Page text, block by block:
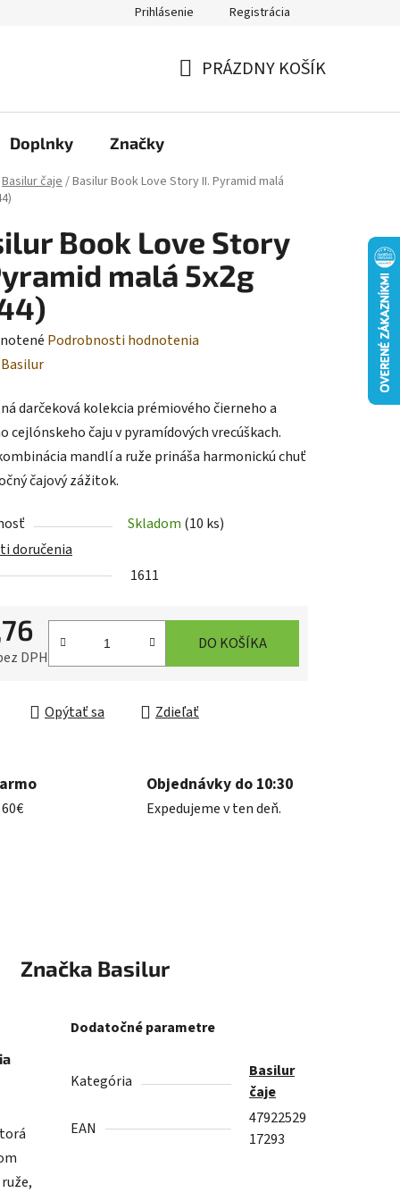
Prihlásenie Registrácia
PRÁZDNY KOŠÍK
Doplnky Značky
Basilur čaje/Basilur Book Love Story II. Pyramid malá
Book Love Story
malá 5x2g
Podrobnosti hodnotenia
Basilur
darčeková kolekcia prémiového čierneho a
cejlónskeho čaju v pyramídových vrecúškach.
mandlí a ruže prináša harmonickú chuť
čajový zážitok.
Skladom (10 ks)
doručenia
1611
DPH
DO KOŠÍKA
Opýtať sa Zdieľať
Objednávky do 10:30
Expedujeme v ten deň.
Značka Basilur
Dodatočné parametre
Kategória
Basilur
čaje
EAN
47922529
17293